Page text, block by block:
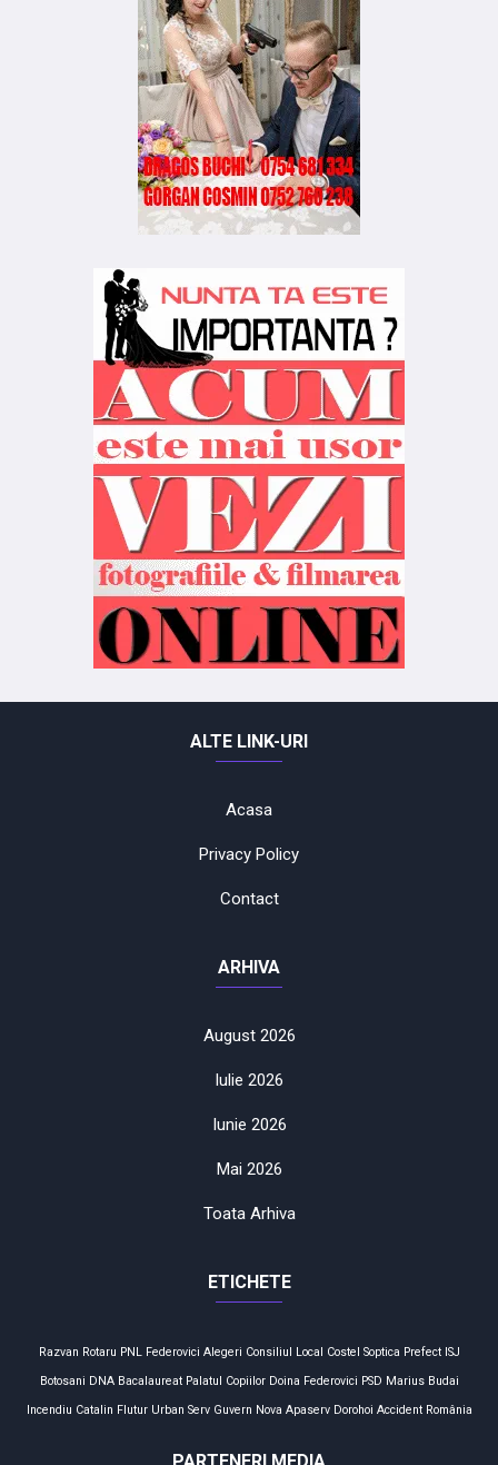
ALTE LINK-URI
Acasa
Privacy Policy
Contact
ARHIVA
August 2026
Iulie 2026
Iunie 2026
Mai 2026
Toata Arhiva
ETICHETE
Razvan Rotaru PNL Federovici Alegeri Consiliul Local Costel Soptica Prefect ISJ
Botosani DNA Bacalaureat Palatul Copiilor Doina Federovici PSD Marius Budai
Incendiu Catalin Flutur Urban Serv Guvern Nova Apaserv Dorohoi Accident România